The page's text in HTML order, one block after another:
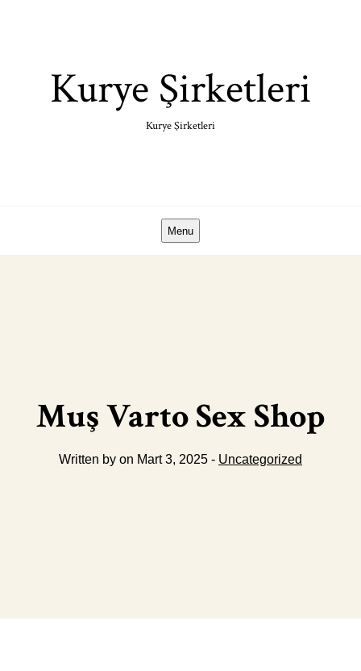
Kurye Şirketleri
Kurye Şirketleri
Menu
Muş Varto Sex Shop
Written by on Mart 3, 2025 - Uncategorized